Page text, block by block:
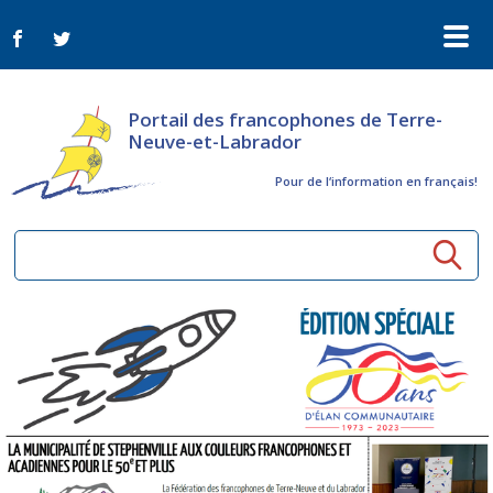
Portail des francophones de Terre-
Neuve-et-Labrador
Pour de l‘information en français!
Ressources communautaires
Aînés
Activités à distance
ConnectAînés
Arts et culture
Appels d'offres du secteur culturel
Plan de Développement Global
Organismes
Nouvelles
Bulletin Le FrancoTNL